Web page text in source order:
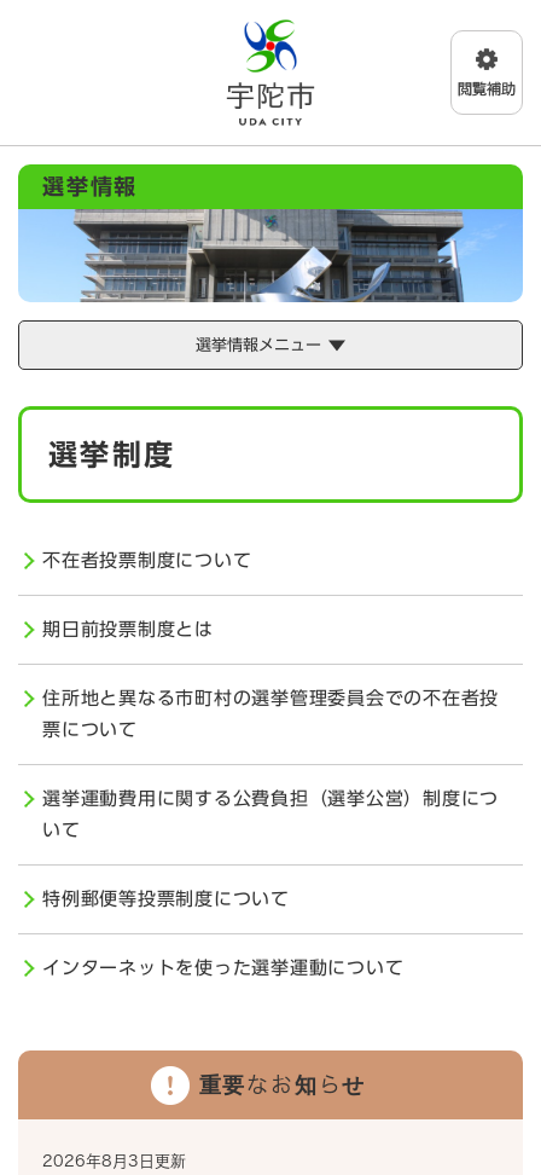
メニューを飛ばして本文へ
選挙情報
選挙情報メニュー
本
選挙制度
不在者投票制度について
期日前投票制度とは
住所地と異なる市町村の選挙管理委員会での不在者投
票について
選挙運動費用に関する公費負担（選挙公営）制度につ
いて
特例郵便等投票制度について
インターネットを使った選挙運動について
重要なお知らせ
2026年8月3日更新